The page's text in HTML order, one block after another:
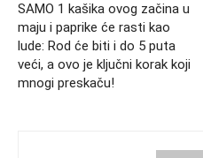
SAMO 1 kašika ovog začina u
maju i paprike će rasti kao
lude: Rod će biti i do 5 puta
veći, a ovo je ključni korak koji
mnogi preskaču!